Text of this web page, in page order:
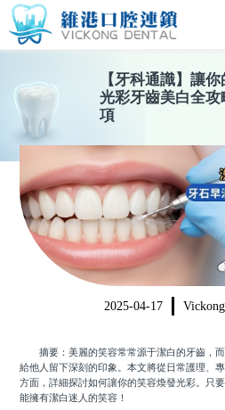
【 牙科通識】 讓你
光彩牙齒美白全攻
項
2025-04-17 Vickong
摘要：美麗的笑容常常源于潔白的牙齒，而
給他人留下深刻的印象。本文將從日常護理、
方面，詳細探討如何讓你的笑容煥發光彩。只
能擁有潔白迷人的笑容！